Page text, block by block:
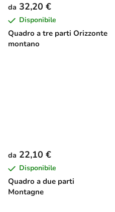
Quadro a tre parti Orizzonte
montano
da 32,20 €
Disponibile
Quadro a due parti
Montagne
da 22,10 €
Disponibile